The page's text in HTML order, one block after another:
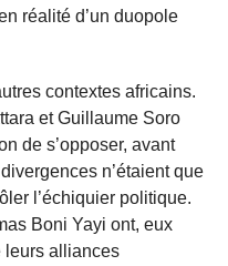
réalité d’un duopole
contextes africains.
et Guillaume Soro
de s’opposer, avant
n’étaient que
l’échiquier politique.
Boni Yayi ont, eux
leurs alliances